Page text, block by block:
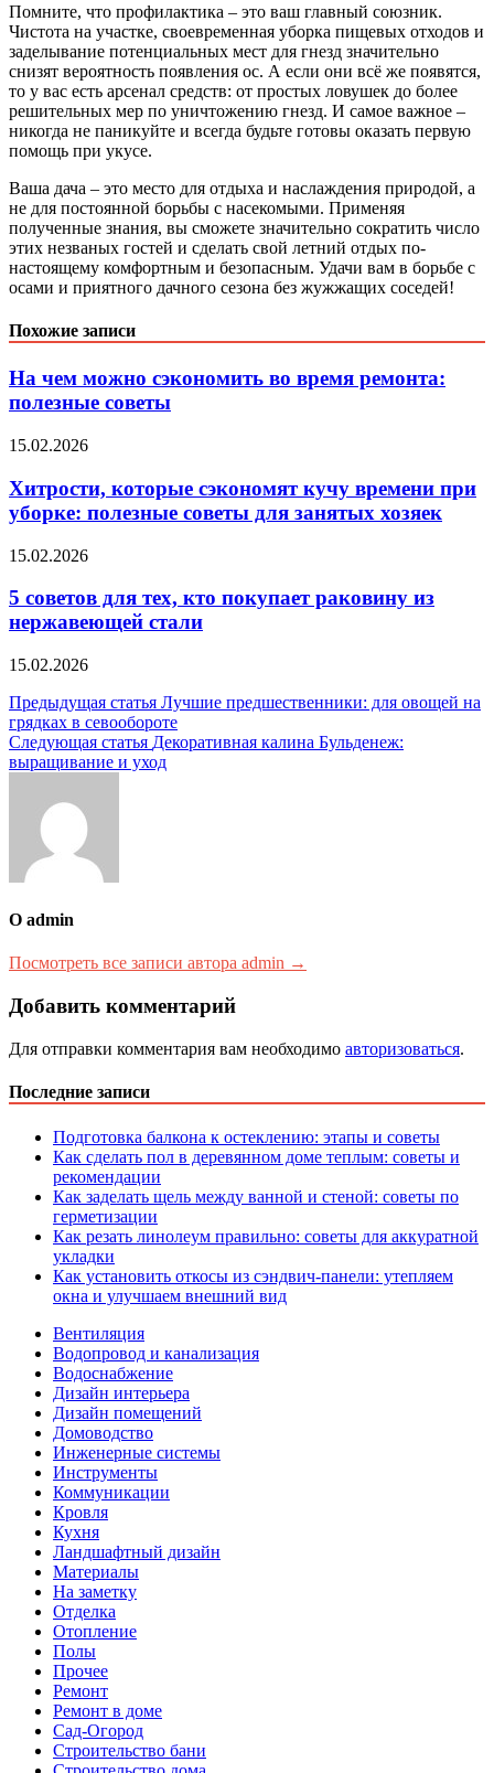
Помните, что профилактика – это ваш главный союзник.
Чистота на участке, своевременная уборка пищевых отходов и
заделывание потенциальных мест для гнезд значительно
снизят вероятность появления ос. А если они всё же появятся,
то у вас есть арсенал средств: от простых ловушек до более
решительных мер по уничтожению гнезд. И самое важное –
никогда не паникуйте и всегда будьте готовы оказать первую
помощь при укусе.
Ваша дача – это место для отдыха и наслаждения природой, а
не для постоянной борьбы с насекомыми. Применяя
полученные знания, вы сможете значительно сократить число
этих незваных гостей и сделать свой летний отдых по-
настоящему комфортным и безопасным. Удачи вам в борьбе с
осами и приятного дачного сезона без жужжащих соседей!
Похожие записи
На чем можно сэкономить во время ремонта:
полезные советы
15.02.2026
Хитрости, которые сэкономят кучу времени при
уборке: полезные советы для занятых хозяек
15.02.2026
5 советов для тех, кто покупает раковину из
нержавеющей стали
15.02.2026
Навигация
по
записям
Предыдущая статья Лучшие предшественники: для овощей на
грядках в севообороте
Следующая статья Декоративная калина Бульденеж:
выращивание и уход
О admin
Посмотреть все записи автора admin →
Добавить комментарий
Для отправки комментария вам необходимо авторизоваться.
Последние записи
Подготовка балкона к остеклению: этапы и советы
Как сделать пол в деревянном доме теплым: советы и
рекомендации
Как заделать щель между ванной и стеной: советы по
герметизации
Как резать линолеум правильно: советы для аккуратной
укладки
Как установить откосы из сэндвич-панели: утепляем
окна и улучшаем внешний вид
Вентиляция
Водопровод и канализация
Водоснабжение
Дизайн интерьера
Дизайн помещений
Домоводство
Инженерные системы
Инструменты
Коммуникации
Кровля
Кухня
Ландшафтный дизайн
Материалы
На заметку
Отделка
Отопление
Полы
Прочее
Ремонт
Ремонт в доме
Сад-Огород
Строительство бани